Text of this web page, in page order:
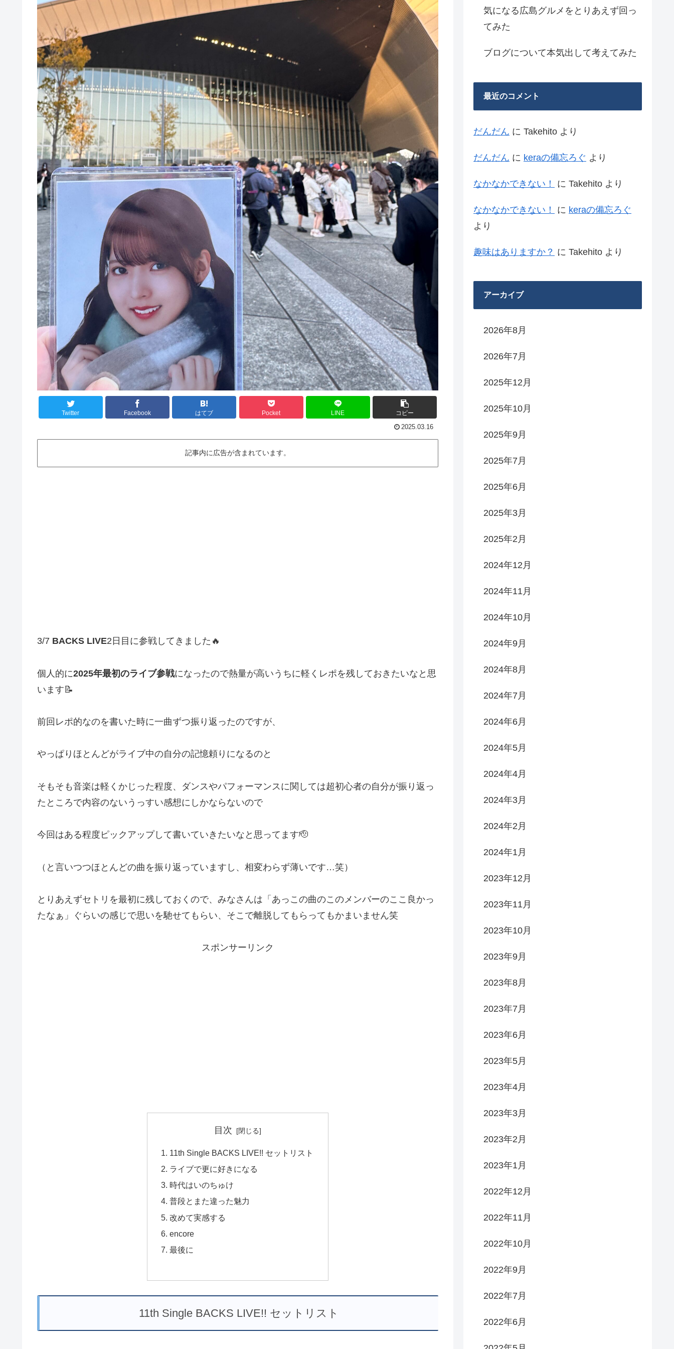
Twitter Facebook はてブ Pocket LINE コピー
2025.03.16
記事内に広告が含まれています。
3/7 BACKS LIVE2日目に参戦してきました🔥
個人的に2025年最初のライブ参戦になったので熱量が高いうちに軽くレポを残しておきたいなと思
います📝
前回レポ的なのを書いた時に一曲ずつ振り返ったのですが、
やっぱりほとんどがライブ中の自分の記憶頼りになるのと
そもそも音楽は軽くかじった程度、ダンスやパフォーマンスに関しては超初心者の自分が振り返っ
たところで内容のないうっすい感想にしかならないので
今回はある程度ピックアップして書いていきたいなと思ってます🫡
（と言いつつほとんどの曲を振り返っていますし、相変わらず薄いです…笑）
とりあえずセトリを最初に残しておくので、みなさんは「あっこの曲のこのメンバーのここ良かっ
たなぁ」ぐらいの感じで思いを馳せてもらい、そこで離脱してもらってもかまいません笑
スポンサーリンク
目次
11th Single BACKS LIVE!! セットリスト
ライブで更に好きになる
時代はいのちゅけ
普段とまた違った魅力
改めて実感する
encore
最後に
11th Single BACKS LIVE!! セットリスト
気になる広島グルメをとりあえず回っ
てみた
ブログについて本気出して考えてみた
最近のコメント
だんだん に Takehito より
だんだん に keraの備忘ろぐ より
なかなかできない！ に Takehito より
なかなかできない！ に keraの備忘ろぐ
より
趣味はありますか？ に Takehito より
アーカイブ
2026年8月
2026年7月
2025年12月
2025年10月
2025年9月
2025年7月
2025年6月
2025年3月
2025年2月
2024年12月
2024年11月
2024年10月
2024年9月
2024年8月
2024年7月
2024年6月
2024年5月
2024年4月
2024年3月
2024年2月
2024年1月
2023年12月
2023年11月
2023年10月
2023年9月
2023年8月
2023年7月
2023年6月
2023年5月
2023年4月
2023年3月
2023年2月
2023年1月
2022年12月
2022年11月
2022年10月
2022年9月
2022年7月
2022年6月